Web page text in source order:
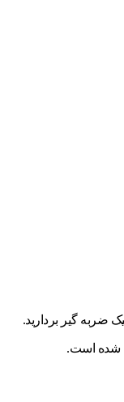
ضربه گیر بردارید.